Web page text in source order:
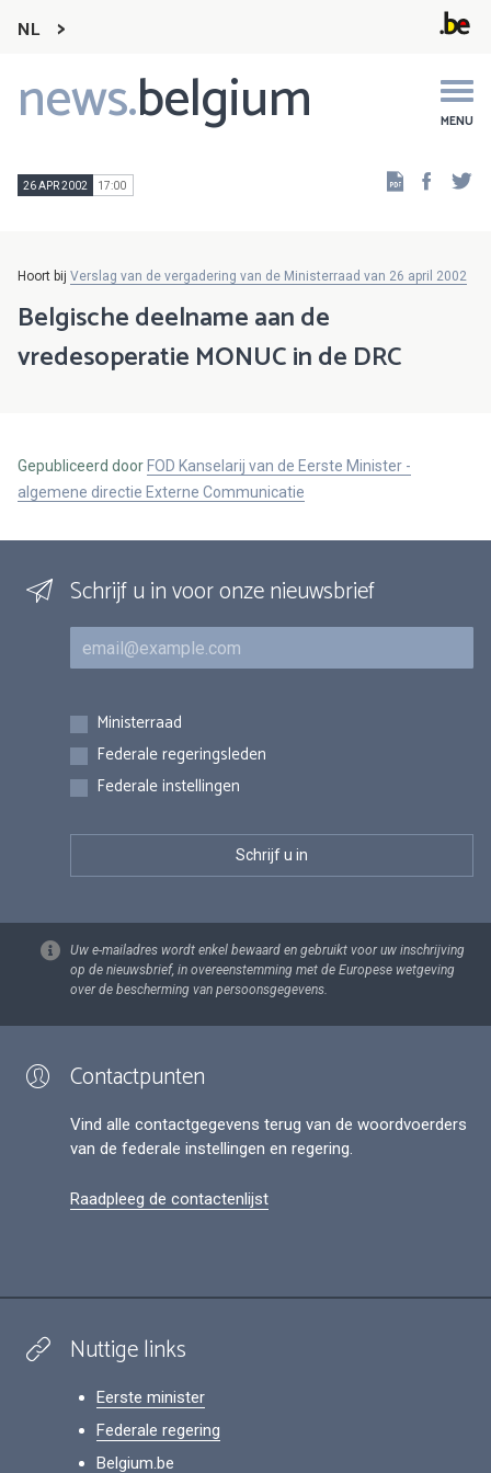
NL
news.belgium MENU
Main
navigation
26 APR 2002 17:00
Hoort bij Verslag van de vergadering van de Ministerraad van 26 april 2002
Belgische deelname aan de
vredesoperatie MONUC in de DRC
Gepubliceerd door FOD Kanselarij van de Eerste Minister -
algemene directie Externe Communicatie
Schrijf u in voor onze nieuwsbrief
E-mail
Inschrijvingen
Ministerraad
Federale regeringsleden
Federale instellingen
Uw e-mailadres wordt enkel bewaard en gebruikt voor uw inschrijving
op de nieuwsbrief, in overeenstemming met de Europese wetgeving
over de bescherming van persoonsgegevens.
Contactpunten
Vind alle contactgegevens terug van de woordvoerders
van de federale instellingen en regering.
Raadpleeg de contactenlijst
Nuttige links
Eerste minister
Federale regering
Belgium.be